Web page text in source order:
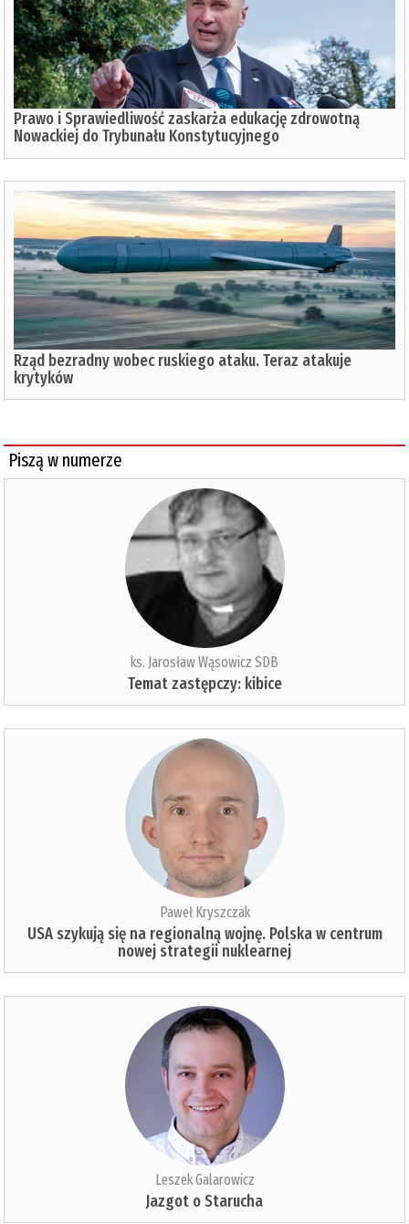
Prawo i Sprawiedliwość zaskarża edukację zdrowotną
Nowackiej do Trybunału Konstytucyjnego
Rząd bezradny wobec ruskiego ataku. Teraz atakuje
krytyków
Piszą w numerze
ks. Jarosław Wąsowicz SDB
Temat zastępczy: kibice
Paweł Kryszczak
USA szykują się na regionalną wojnę. Polska w centrum
nowej strategii nuklearnej
Leszek Galarowicz
Jazgot o Starucha